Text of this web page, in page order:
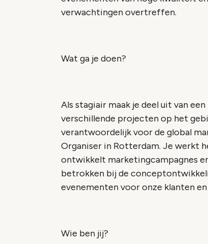
verwachtingen overtreffen.
Wat ga je doen?
Als stagiair maak je deel uit van
verschillende projecten op het
verantwoordelijk voor de global
Organiser in Rotterdam. Je werkt
ontwikkelt marketingcampagnes
betrokken bij de
evenementen voor onze klanten
Wie ben jij?